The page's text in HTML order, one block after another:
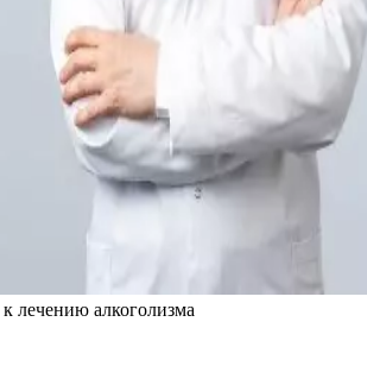
к лечению алкоголизма